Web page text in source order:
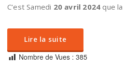
C’est Samedi 20 avril 2024que
Lire la suite
Nombre de Vues : 385